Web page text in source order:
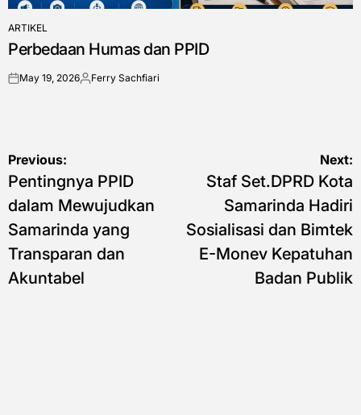
POSTED
IN
ARTIKEL
Perbedaan Humas dan PPID
onMay 19, 2026PostedFerry Sachfiari
Post
navigation
Previous:
Pentingnya PPID
dalam Mewujudkan
Samarinda yang
Transparan dan
Akuntabel
Next:
Staf Set.DPRD Kota
Samarinda Hadiri
Sosialisasi dan Bimtek
E-Monev Kepatuhan
Badan Publik